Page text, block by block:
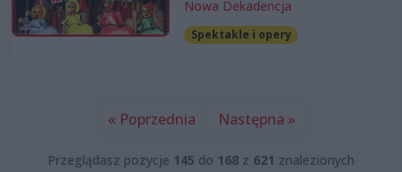
Nowa Dekadencja
Spektakle i opery
« Poprzednia Następna »
Przeglądasz pozycje 145 do 168 z 621 znalezionych